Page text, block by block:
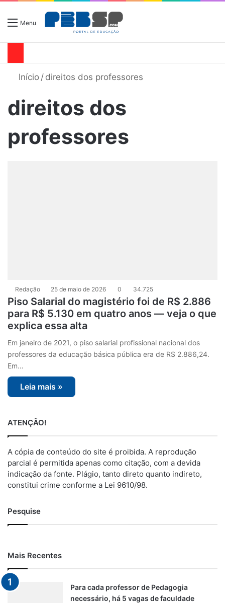
Menu
Início / direitos dos professores
direitos dos
professores
Redação 25 de maio de 2026 0 34.725
Piso Salarial do magistério foi de R$ 2.886
para R$ 5.130 em quatro anos — veja o que
explica essa alta
Em janeiro de 2021, o piso salarial profissional nacional dos
professores da educação básica pública era de R$ 2.886,24.
Em…
Leia mais »
ATENÇÃO!
A cópia de conteúdo do site é proibida. A reprodução
parcial é permitida apenas como citação, com a devida
indicação da fonte. Plágio, tanto direto quanto indireto,
constitui crime conforme a Lei 9610/98.
Pesquise
Mais Recentes
Para cada professor de Pedagogia
necessário, há 5 vagas de faculdade